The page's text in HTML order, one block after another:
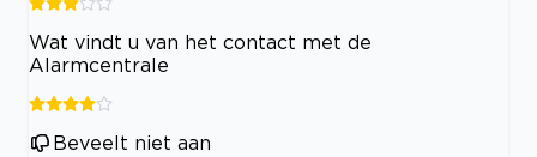
Wat vindt u van het contact met de
Alarmcentrale
Beveelt niet aan